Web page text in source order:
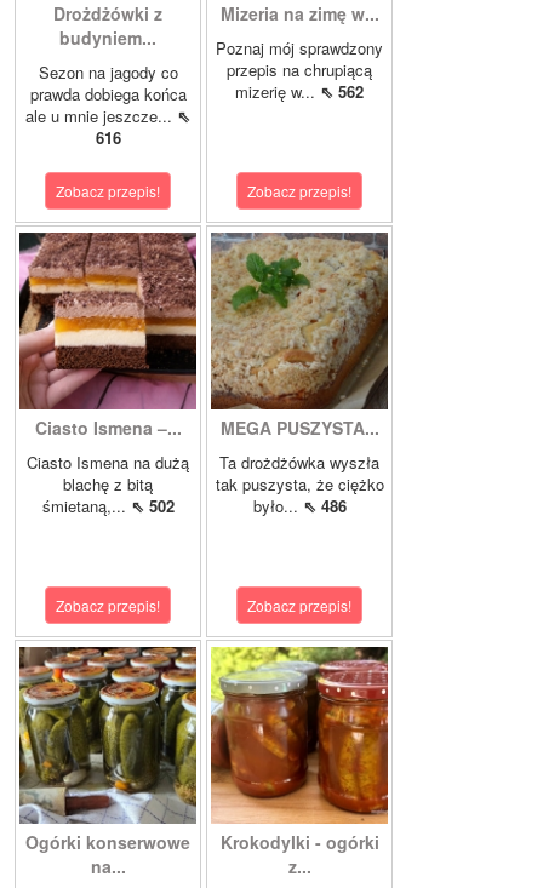
Drożdżówki z
budyniem...
Sezon na jagody co
prawda dobiega końca
ale u mnie jeszcze... ⇖
616
Zobacz przepis!
Mizeria na zimę w...
Poznaj mój sprawdzony
przepis na chrupiącą
mizerię w... ⇖ 562
Zobacz przepis!
Ciasto Ismena –...
Ciasto Ismena na dużą
blachę z bitą
śmietaną,... ⇖ 502
Zobacz przepis!
MEGA PUSZYSTA...
Ta drożdżówka wyszła
tak puszysta, że ciężko
było... ⇖ 486
Zobacz przepis!
Ogórki konserwowe
na...
Krokodylki - ogórki
z...